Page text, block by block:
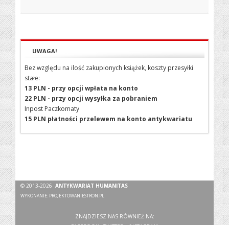
UWAGA!
Bez względu na ilość zakupionych książek, koszty przesyłki
stałe:
13 PLN - przy opcji wpłata na konto
22 PLN - przy opcji wysyłka za pobraniem
Inpost Paczkomaty
15 PLN płatności przelewem na konto antykwariatu
© 2013-2026ANTYKWARIAT HUMANITAS
WYKONANIE: PROJEKTOWANIESTRON.PL
ZNAJDZIESZ NAS RÓWNIEŻ NA: